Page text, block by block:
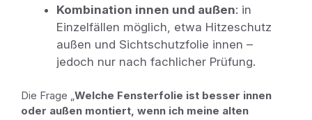
Kombination innen und außen: in
Einzelfällen möglich, etwa Hitzeschutz
außen und Sichtschutzfolie innen –
jedoch nur nach fachlicher Prüfung.
Die Frage „Welche Fensterfolie ist besser innen
oder außen montiert, wenn ich meine alten